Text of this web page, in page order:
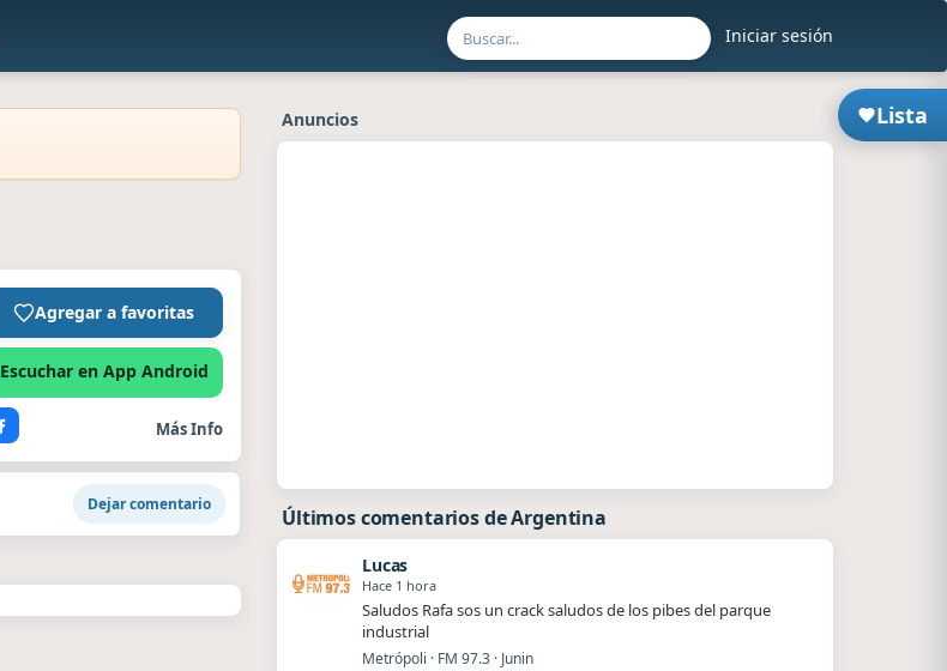
Iniciar sesión
Lista
Agregar a favoritas
Escuchar en App Android
Más Info
Dejar comentario
Anuncios
Últimos comentarios de Argentina
Lucas
Hace 1 hora
Saludos Rafa sos un crack saludos de los pibes del parque
industrial
Metrópoli · FM 97.3 · Junin